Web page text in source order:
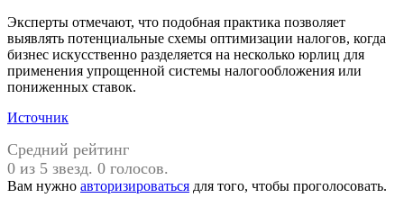
Эксперты отмечают, что подобная практика позволяет
выявлять потенциальные схемы оптимизации налогов, когда
бизнес искусственно разделяется на несколько юрлиц для
применения упрощенной системы налогообложения или
пониженных ставок.
Источник
Средний рейтинг
0 из 5 звезд. 0 голосов.
Вам нужно авторизироваться для того, чтобы проголосовать.